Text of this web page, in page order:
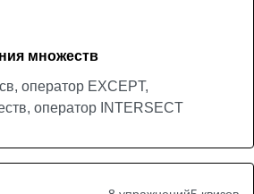
множеств
оператор EXCEPT,
оператор INTERSECT